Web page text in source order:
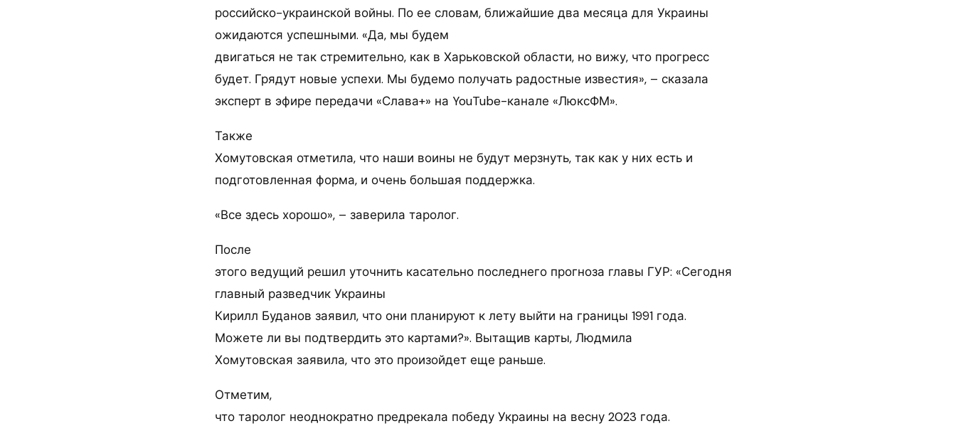
российско-украинской войны. По ее словам, ближайшие два месяца для Украины
ожидаются успешными. «Да, мы будем
двигаться не так стремительно, как в Харьковской области, но вижу, что прогресс
будет. Грядут новые успехи. Мы будемо получать радостные известия», – сказала
эксперт в эфире передачи «Слава+» на YouTube-канале «ЛюксФМ».
Также
Хомутовская отметила, что наши воины не будут мерзнуть, так как у них есть и
подготовленная форма, и очень большая поддержка.
«Все здесь хорошо», – заверила таролог.
После
этого ведущий решил уточнить касательно последнего прогноза главы ГУР: «Сегодня
главный разведчик Украины
Кирилл Буданов заявил, что они планируют к лету выйти на границы 1991 года.
Можете ли вы подтвердить это картами?». Вытащив карты, Людмила
Хомутовская заявила, что это произойдет еще раньше.
Отметим,
что таролог неоднократно предрекала победу Украины на весну 2023 года.